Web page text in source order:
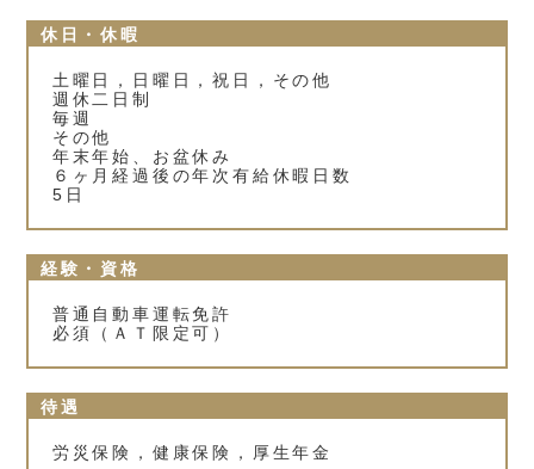
休日・休暇
土曜日，日曜日，祝日，その他
週休二日制
毎週
その他
年末年始、お盆休み
６ヶ月経過後の年次有給休暇日数
5日
経験・資格
普通自動車運転免許
必須（ＡＴ限定可）
待遇
労災保険，健康保険，厚生年金